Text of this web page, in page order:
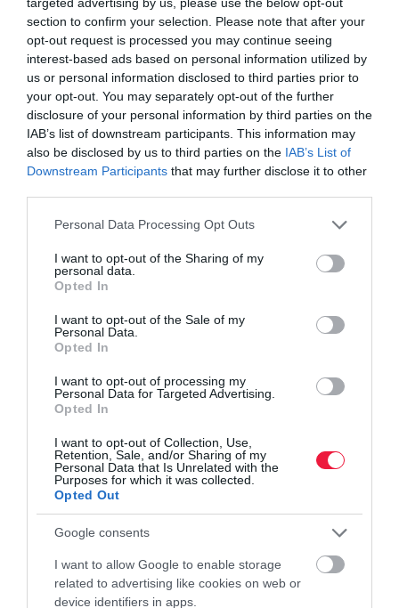
section to confirm your selection. Please note that after your
opt-out request is processed you may continue seeing
interest-based ads based on personal information utilized by
us or personal information disclosed to third parties prior to
your opt-out. You may separately opt-out of the further
disclosure of your personal information by third parties on the
IAB’s list of downstream participants. This information may
also be disclosed by us to third parties on the IAB’s List of
Downstream Participants that may further disclose it to other
Please note that this website/app uses one or more Google
not limited to your visit or usage behaviour. You may click to
grant or deny consent to Google and its third-party tags to
use your data for below specified purposes in below Google
consent section.
Personal Data Processing Opt Outs
I want to opt-out of the Sharing of my
personal data.
Opted In
I want to opt-out of the Sale of my
Personal Data.
Opted In
I want to opt-out of processing my
Personal Data for Targeted Advertising.
Opted In
I want to opt-out of Collection, Use,
Retention, Sale, and/or Sharing of my
Personal Data that Is Unrelated with the
Purposes for which it was collected.
Opted Out
Google consents
I want to allow Google to enable storage
related to advertising like cookies on web or
device identifiers in apps.
ÁLLAMPAPÍR
Mától a Fix Magyar Állampapír (FixMÁP) és a Magyar
hosszú távon kiszámítható fix kamatozással áll a befektetők
rendelkezésére. Új sorozatok…